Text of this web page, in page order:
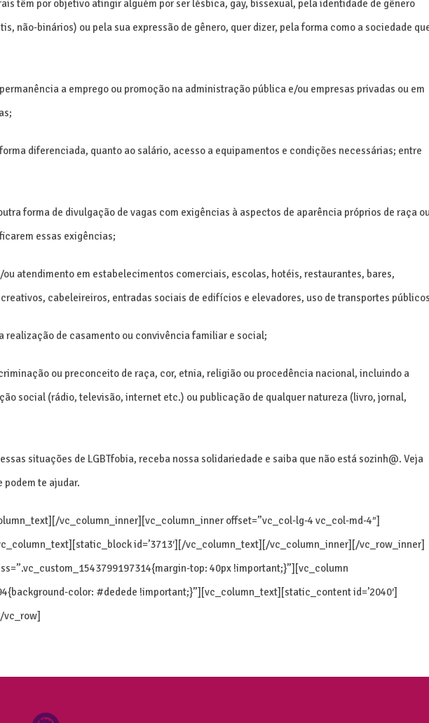
têm por objetivo atingir alguém por ser lésbica, gay, bissexual, pela identidade de gênero
não-binários) ou pela sua expressão de gênero, quer dizer, pela forma como a sociedade
a emprego ou promoção na administração pública e/ou empresas privadas ou em
diferenciada, quanto ao salário, acesso a equipamentos e condições necessárias; entre
forma de divulgação de vagas com exigências à aspectos de aparência próprios de raça
essas exigências;
atendimento em estabelecimentos comerciais, escolas, hotéis, restaurantes, bares,
cabeleireiros, entradas sociais de edifícios e elevadores, uso de transportes
realização de casamento ou convivência familiar e social;
ou preconceito de raça, cor, etnia, religião ou procedência nacional, incluindo a
social (rádio, televisão, internet etc.) ou publicação de qualquer natureza (livro, jornal,
situações de LGBTfobia, receba nossa solidariedade e saiba que não está sozinh@. Veja
podem te ajudar.
vc_column_inner][vc_column_inner offset=”vc_col-lg-4 vc_col-md-4″]
id=’3713′][/vc_column_text][/vc_column_inner][/vc_row_inner]
top: 40px !important;}”][vc_column
color: #dedede !important;}”][vc_column_text][static_content id=’2040′]
vc_row]